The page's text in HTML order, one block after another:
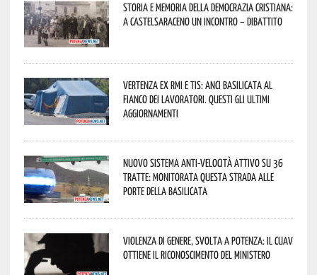
Storia e memoria della Democrazia Cristiana:
a Castelsaraceno un incontro – dibattito
Vertenza ex RMI e TIS: ANCI Basilicata al
fianco dei lavoratori. Questi gli ultimi
aggiornamenti
Nuovo sistema anti-velocità attivo su 36
tratte: monitorata questa strada alle
porte della Basilicata
Violenza di genere, svolta a Potenza: il CUAV
ottiene il riconoscimento del Ministero